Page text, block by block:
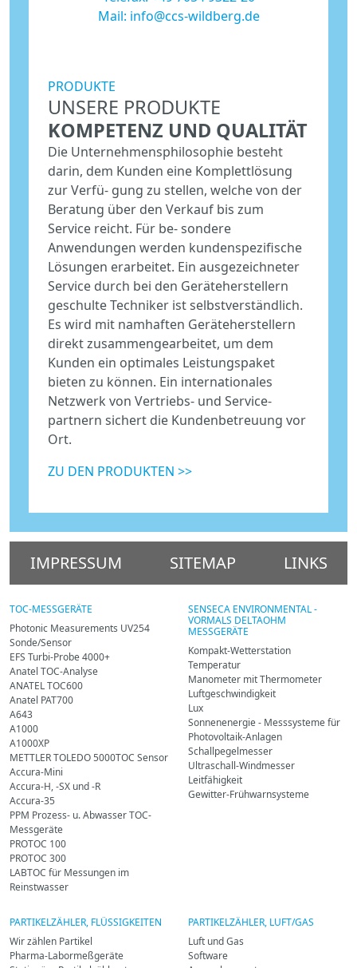
Mail: info@ccs-wildberg.de
PRODUKTE
UNSERE PRODUKTE
KOMPETENZ UND QUALITÄT
Die Unternehmensphilosophie besteht
darin, dem Kunden eine Komplettlösung
zur Verfü- gung zu stellen, welche von der
Beratung über den Verkauf bis zum
Service reicht. Für be- sondere
Anwendungen werden kundenspezifische
Lösungen erarbeitet. Ein ausgezeichneter
Service durch bei den Geräteherstellern
geschulte Techniker ist selbstverständlich.
Es wird mit namhaften Geräteherstellern
direkt zusammengearbeitet, um dem
Kunden ein optimales Leistungspaket
bieten zu können. Ein internationales
Netzwerk von Vertriebs- und Service-
partnern sichert die Kundenbetreuung vor
Ort.
ZU DEN PRODUKTEN >>
IMPRESSUM SITEMAP LINKS
TOC-MESSGERÄTE
Photonic Measurements UV254
Sonde/Sensor
EFS Turbi-Probe 4000+
Anatel TOC-Analyse
ANATEL TOC600
Anatel PAT700
A643
A1000
A1000XP
METTLER TOLEDO 5000TOC Sensor
Accura-Mini
Accura-H, -SX und -R
Accura-35
PPM Prozess- u. Abwasser TOC-
Messgeräte
PROTOC 100
PROTOC 300
LABTOC für Messungen im
Reinstwasser
SENSECA ENVIRONMENTAL -
VORMALS DELTAOHM
MESSGERÄTE
Kompakt-Wetterstation
Temperatur
Manometer mit Thermometer
Luftgeschwindigkeit
Lux
Sonnenenergie - Messsysteme für
Photovoltaik-Anlagen
Schallpegelmesser
Ultraschall-Windmesser
Leitfähigkeit
Gewitter-Frühwarnsysteme
PARTIKELZÄHLER, FLÜSSIGKEITEN
Wir zählen Partikel
Pharma-Labormeßgeräte
PARTIKELZÄHLER, LUFT/GAS
Luft und Gas
Software